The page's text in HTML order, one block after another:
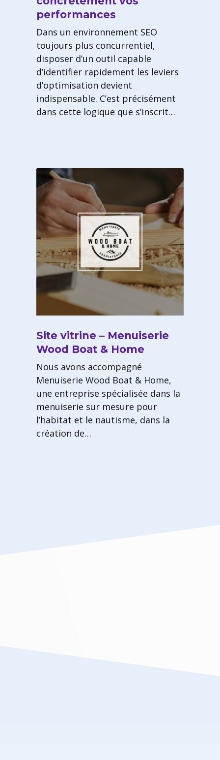
performances
Dans un environnement SEO
toujours plus concurrentiel,
disposer d’un outil capable
d’identifier rapidement les leviers
d’optimisation devient
indispensable. C’est précisément
dans cette logique que s’inscrit…
Site vitrine – Menuiserie
Wood Boat & Home
Nous avons accompagné
Menuiserie Wood Boat & Home,
une entreprise spécialisée dans la
menuiserie sur mesure pour
l’habitat et le nautisme, dans la
création de…